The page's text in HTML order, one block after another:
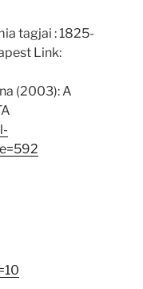
tagjai : 1825-
Link:
(2003): A